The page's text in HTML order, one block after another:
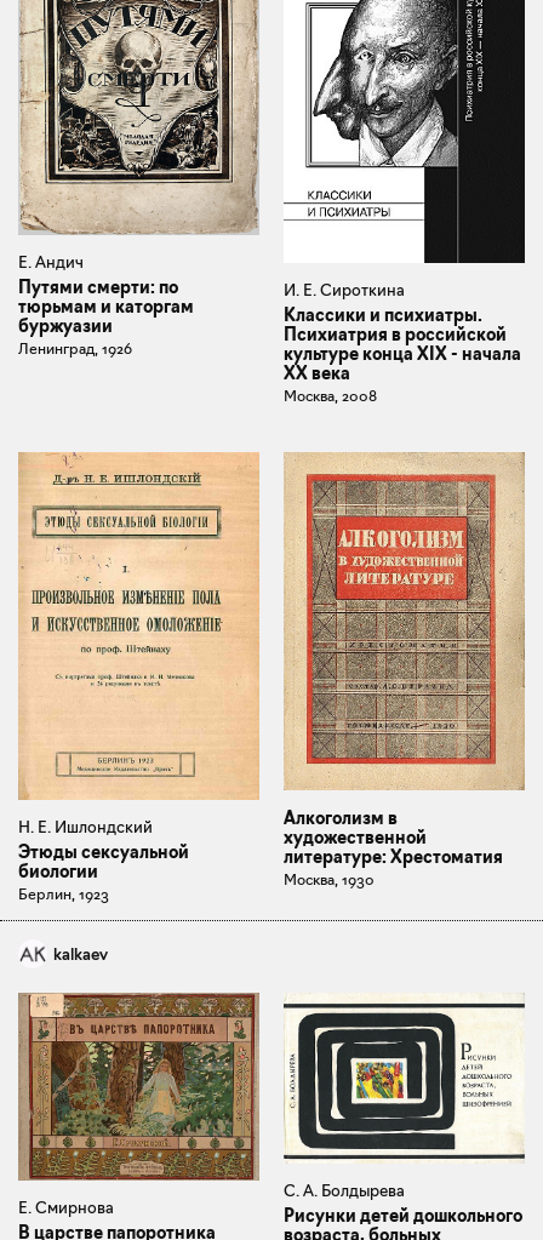
Е. Андич
Путями смерти: по
тюрьмам и каторгам
буржуазии
Ленинград, 1926
И. Е. Сироткина
Классики и психиатры.
Психиатрия в российской
культуре конца XIX - начала
ХХ века
Москва, 2008
Н. Е. Ишлондский
Этюды сексуальной
биологии
Берлин, 1923
Алкоголизм в
художественной
литературе: Хрестоматия
Москва, 1930
kalkaev
Е. Смирнова
В царстве папоротника
С. А. Болдырева
Рисунки детей дошкольного
возраста, больных